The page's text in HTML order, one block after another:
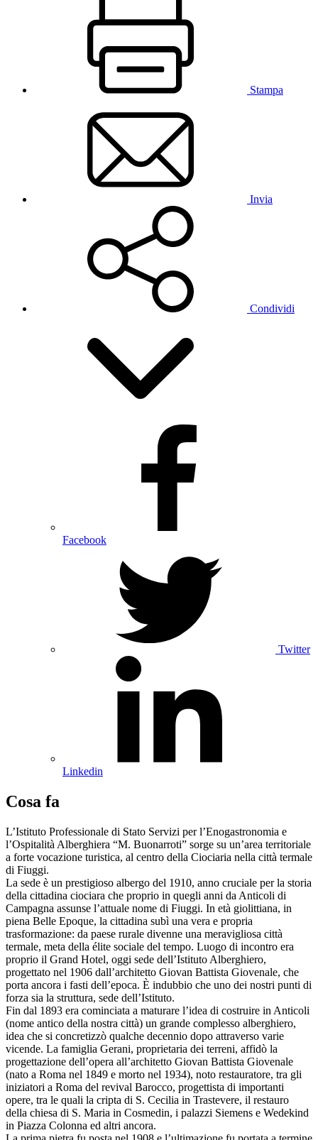
Stampa
Invia
Condividi
Facebook
Twitter
Linkedin
Cosa fa
L’Istituto Professionale di Stato Servizi per l’Enogastronomia e
l’Ospitalità Alberghiera “M. Buonarroti” sorge su un’area territoriale
a forte vocazione turistica, al centro della Ciociaria nella città termale
di Fiuggi.
La sede è un prestigioso albergo del 1910, anno cruciale per la storia
della cittadina ciociara che proprio in quegli anni da Anticoli di
Campagna assunse l’attuale nome di Fiuggi. In età giolittiana, in
piena Belle Epoque, la cittadina subì una vera e propria
trasformazione: da paese rurale divenne una meravigliosa città
termale, meta della élite sociale del tempo. Luogo di incontro era
proprio il Grand Hotel, oggi sede dell’Istituto Alberghiero,
progettato nel 1906 dall’architetto Giovan Battista Giovenale, che
porta ancora i fasti dell’epoca. È indubbio che uno dei nostri punti di
forza sia la struttura, sede dell’Istituto.
Fin dal 1893 era cominciata a maturare l’idea di costruire in Anticoli
(nome antico della nostra città) un grande complesso alberghiero,
idea che si concretizzò qualche decennio dopo attraverso varie
vicende. La famiglia Gerani, proprietaria dei terreni, affidò la
progettazione dell’opera all’architetto Giovan Battista Giovenale
(nato a Roma nel 1849 e morto nel 1934), noto restauratore, tra gli
iniziatori a Roma del revival Barocco, progettista di importanti
opere, tra le quali la cripta di S. Cecilia in Trastevere, il restauro
della chiesa di S. Maria in Cosmedin, i palazzi Siemens e Wedekind
in Piazza Colonna ed altri ancora.